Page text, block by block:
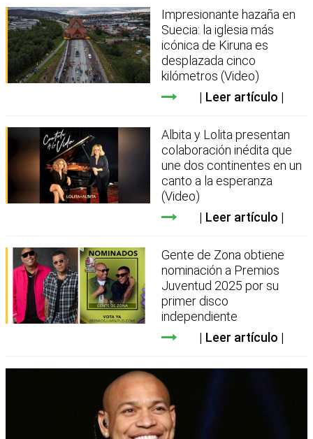
Impresionante hazaña en
Suecia: la iglesia más
icónica de Kiruna es
desplazada cinco
kilómetros (Video)
Leer artículo
Albita y Lolita presentan
colaboración inédita que
une dos continentes en un
canto a la esperanza
(Video)
Leer artículo
Gente de Zona obtiene
nominación a Premios
Juventud 2025 por su
primer disco
independiente
Leer artículo